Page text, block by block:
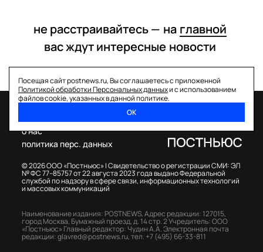
не расстраивайтесь — на главной
вас ждут интересные новости
Посещая сайт postnews.ru, Вы соглашаетесь с приложенной
Политикой обработки Персональных данныхи с использованием
файлов cookie, указанных в данной политике.
ОК
© 2026 ООО «Постньюс» |Свидетельство о регистрации СМИ: ЭЛ
№ ФС 77–85757 от 22 августа 2023 года выдано Федеральной
службой по надзору в сфере связи, информационных технологий
и массовых коммуникаций
о нас
политика перс. данных
Наименование издания: POSTNEWS,Адрес редакции: 127015,
город Москва, Бумажный проезд, д. 14 стр. 2Учредитель: ООО
«Постньюс» Главный редактор: Чудин А.А.Электронная почта
редакции:glavred@postnews.ru,тел. +7 (495) 66-33-811